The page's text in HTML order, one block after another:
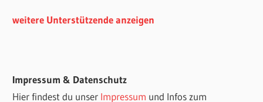
weitere Unterstützende anzeigen
Impressum & Datenschutz
Hier findest du unser Impressum und Infos zum